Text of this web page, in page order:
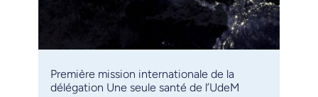
Première mission internationale de la
délégation Une seule santé de l’UdeM